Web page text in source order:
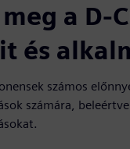
a D-
és
számos
számára, beleértve